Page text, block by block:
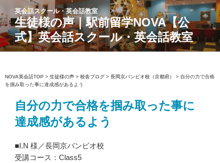
ン
テ
ン
ツ
ス
キ
英会話スクール・英会話教室
生徒様の声｜駅前留学NOVA【公
式】英会話スクール・英会話教室
NOVA英会話TOP > 生徒様の声 > 校舎ブログ > 長岡京バンビオ校（京都府） > 自分の力で合格
を掴み取った事に達成感があるよう
自分の力で合格を掴み取った事に
達成感があるよう
■I.N 様／長岡京バンビオ校
受講コース：Class5